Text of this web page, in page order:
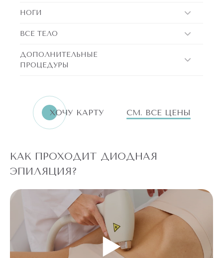
НОГИ
ВСЕ ТЕЛО
ДОПОЛНИТЕЛЬНЫЕ
ПРОЦЕДУРЫ
ХОЧУ КАРТУ СМ. ВСЕ ЦЕНЫ
КАК ПРОХОДИТ ДИОДНАЯ
ЭПИЛЯЦИЯ?